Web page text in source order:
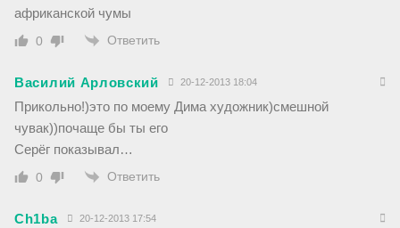
африканской чумы
0 Ответить
Василий Арловский 20-12-2013 18:04
Прикольно!)это по моему Дима художник)смешной
чувак))почаще бы ты его
Серёг показывал…
0 Ответить
Ch1ba 20-12-2013 17:54